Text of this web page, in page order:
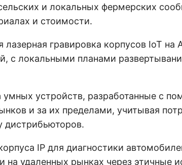
и локальных фермерских
и стоимости.
лазерная гравировка корпусов IoT
с локальными планами
устройств, разработанные с
и за их пределами, учитывая
дистрибьюторов.
IP для диагностики
удаленных рынках через этичные